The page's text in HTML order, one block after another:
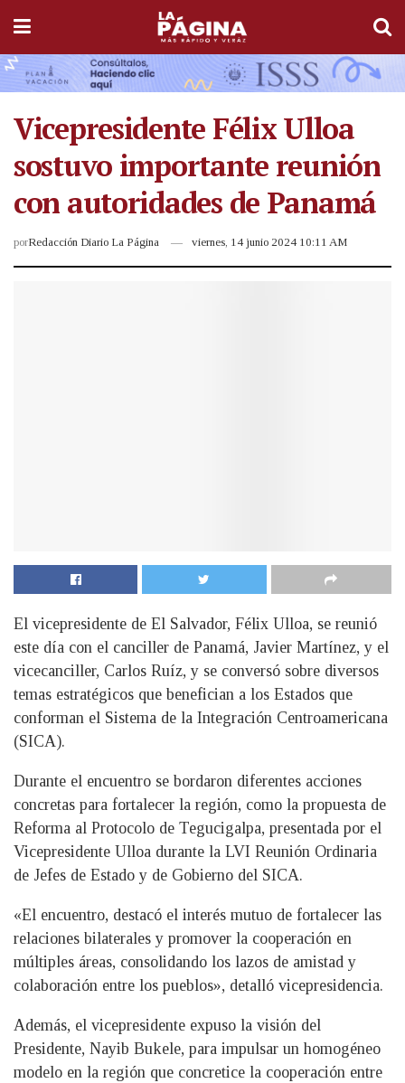
Vicepresidente Félix Ulloa
sostuvo importante reunión
con autoridades de Panamá
porRedacción Diario La Página viernes, 14 junio 2024 10:11 AM
El vicepresidente de El Salvador, Félix Ulloa, se reunió
este día con el canciller de Panamá, Javier Martínez, y el
vicecanciller, Carlos Ruíz, y se conversó sobre diversos
temas estratégicos que benefician a los Estados que
conforman el Sistema de la Integración Centroamericana
(SICA).
Durante el encuentro se bordaron diferentes acciones
concretas para fortalecer la región, como la propuesta de
Reforma al Protocolo de Tegucigalpa, presentada por el
Vicepresidente Ulloa durante la LVI Reunión Ordinaria
de Jefes de Estado y de Gobierno del SICA.
«El encuentro, destacó el interés mutuo de fortalecer las
relaciones bilaterales y promover la cooperación en
múltiples áreas, consolidando los lazos de amistad y
colaboración entre los pueblos», detalló vicepresidencia.
Además, el vicepresidente expuso la visión del
Presidente, Nayib Bukele, para impulsar un homogéneo
modelo en la región que concretice la cooperación entre